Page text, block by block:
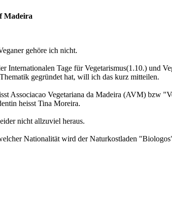
Madeira
gehöre ich nicht.
Internationalen Tage für Vegetarismus(1.10.) und
gegründet hat, will ich das kurz mitteilen.
Associacao Vegetariana da Madeira (AVM) bzw
heisst Tina Moreira.
nicht allzuviel heraus.
Nationalität wird der Naturkostladen